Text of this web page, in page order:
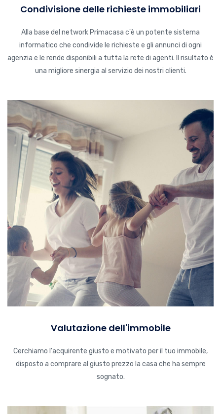
Condivisione delle richieste immobiliari
Alla base del network Primacasa c'è un potente sistema
informatico che condivide le richieste e gli annunci di ogni
agenzia e le rende disponibili a tutta la rete di agenti. Il risultato è
una migliore sinergia al servizio dei nostri clienti.
Valutazione dell'immobile
Cerchiamo l'acquirente giusto e motivato per il tuo immobile,
disposto a comprare al giusto prezzo la casa che ha sempre
sognato.